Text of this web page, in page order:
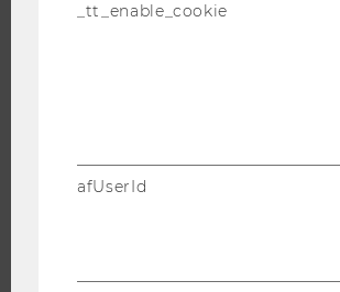
_tt_enable_cookie
afUserId